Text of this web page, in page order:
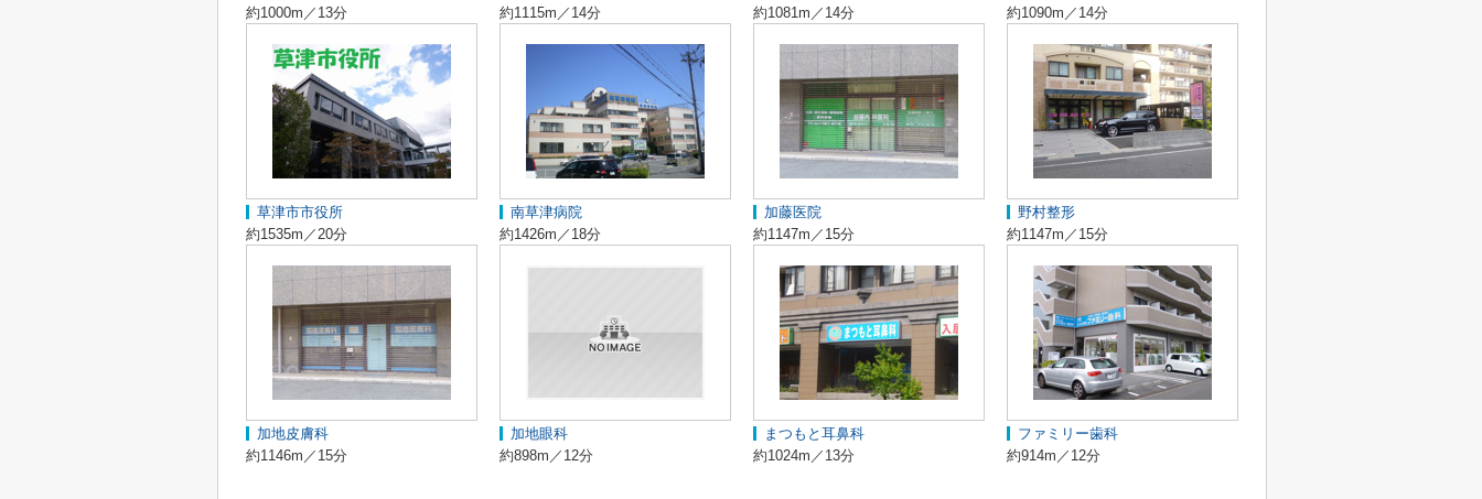
約1000m／13分
約1115m／14分
約1081m／14分
約1090m／14分
草津市市役所
約1535m／20分
南草津病院
約1426m／18分
加藤医院
約1147m／15分
野村整形
約1147m／15分
加地皮膚科
約1146m／15分
加地眼科
約898m／12分
まつもと耳鼻科
約1024m／13分
ファミリー歯科
約914m／12分